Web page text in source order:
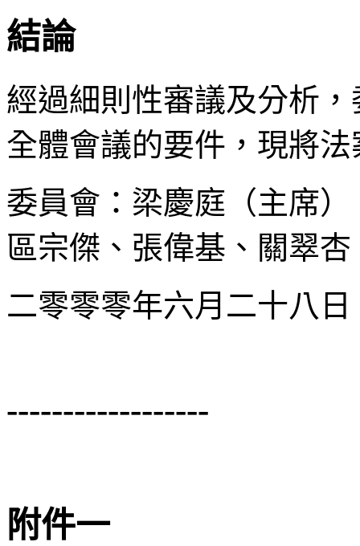
結論
經過細則性審議及分析
全體會議的要件，現將
委員會：梁慶庭（主席
區宗傑、張偉基、關翠杏
二零零零年六月二十八日
------------------
附件一